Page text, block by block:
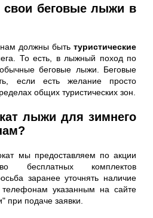
беговые лыжи в
должны быть туристические
То есть, в лыжный поход по
беговые лыжи. Беговые
если есть желание просто
общих туристических зон.
лыжи для зимнего
мы предоставляем по акции
бесплатных комплектов
заранее уточнять наличие
указанным на сайте
при подаче заявки.